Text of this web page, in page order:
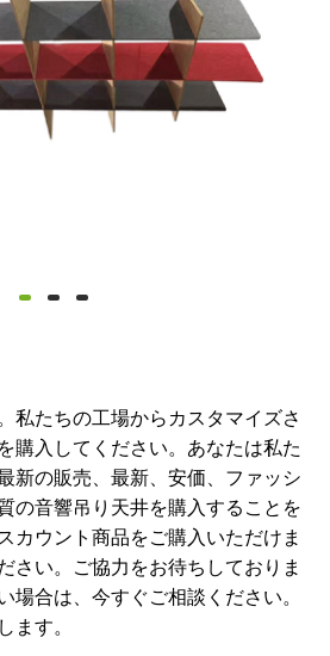
私たちの工場からカスタマイズさ
購入してください。あなたは私た
新の販売、最新、安価、ファッシ
の音響吊り天井を購入することを
カウント商品をご購入いただけま
さい。ご協力をお待ちしておりま
場合は、今すぐご相談ください。
ます。